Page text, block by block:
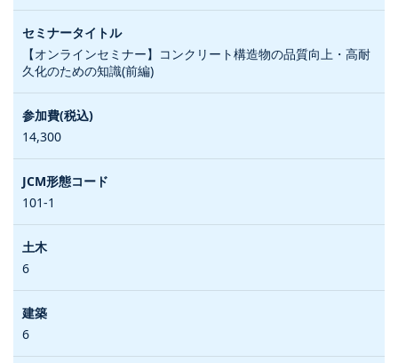
【オンラインセミナー】コンクリート構造物の品質向上・高耐
久化のための知識(前編)
14,300
101-1
6
6